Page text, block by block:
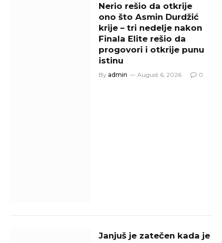
Nerio rešio da otkrije
ono što Asmin Durdžić
krije – tri nedelje nakon
Finala Elite rešio da
progovori i otkrije punu
istinu
By admin August 6, 2026 0
Janjuš je zatečen kada je